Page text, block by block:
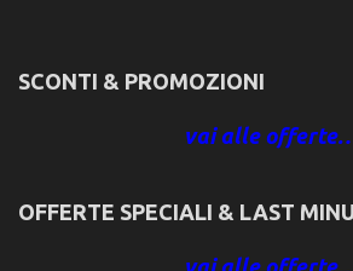
SCONTI & PROMOZIONI
vai alle
OFFERTE SPECIALI & LAST
vai alle